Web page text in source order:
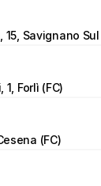
Savignano
Forlì (FC)
(FC)